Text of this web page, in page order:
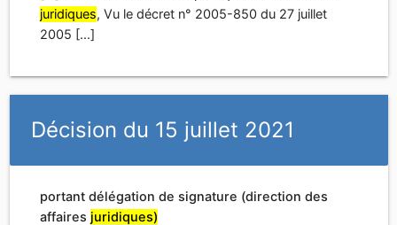
portant délégation de signature (direction des
affaires juridiques)
[...] signer, au nom du ministre chargé de l'agriculture,
tous actes, à l'exception des décrets, à Mme Isabelle
vétérinaire, adjointe au directeur des affaires
[...] La décision du 4 novembre 2018 portant